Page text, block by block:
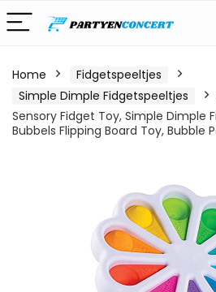
Home
Fidgetspeeltjes
Simple Dimple Fidgetspeeltjes
Sensory Fidget Toy, Simple Dimple
Bubbels Flipping Board Toy, Bubble